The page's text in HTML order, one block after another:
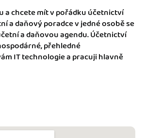
systémy
fakturaci
DPH
DPH
Registrovat ZDARMA
a chcete mít v pořádku účetnictví
a daňový poradce v jedné osobě se
a daňovou agendu. Účetnictví
přehledné
IT technologie a pracuji hlavně